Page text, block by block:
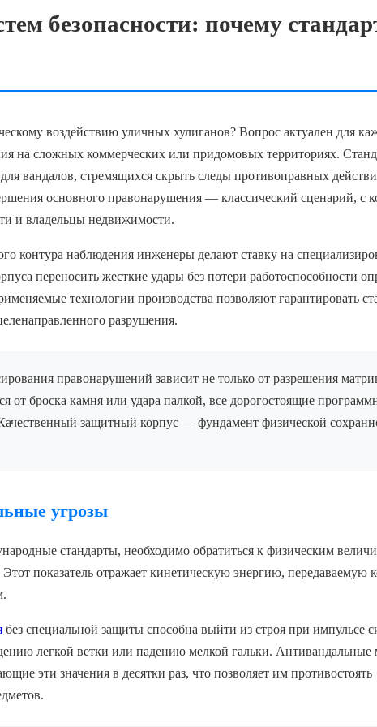
безопасности: почему
воздействию уличных хулиганов? Вопрос актуален для
на сложных коммерческих или придомовых территориях.
вандалов, стремящихся скрыть следы противоправных
основного правонарушения — классический сценарий, с
и владельцы недвижимости.
контура наблюдения инженеры делают ставку на
переносить жесткие удары без потери работоспособности
технологии производства позволяют гарантировать
разрушения.
правонарушений зависит не только от разрешения
от броска камня или удара палкой, все дорогостоящие
защитный корпус — фундамент физической
угрозы
стандарты, необходимо обратиться к физическим
показатель отражает кинетическую энергию, передаваемую
без специальной защиты способна выйти из строя при импульсе
легкой ветки или падению мелкой гальки. Антивандальные
эти значения в десятки раз, что позволяет им противостоять